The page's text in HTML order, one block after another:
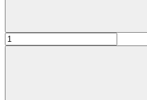
Количество
товара